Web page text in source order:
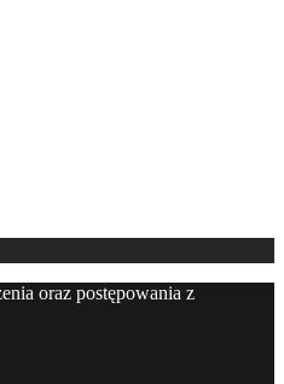
oraz postępowania z